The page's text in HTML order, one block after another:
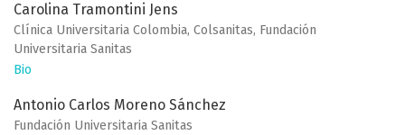
Carolina Tramontini Jens
Clínica Universitaria Colombia, Colsanitas, Fundación
Universitaria Sanitas
Bio
Antonio Carlos Moreno Sánchez
Fundación Universitaria Sanitas